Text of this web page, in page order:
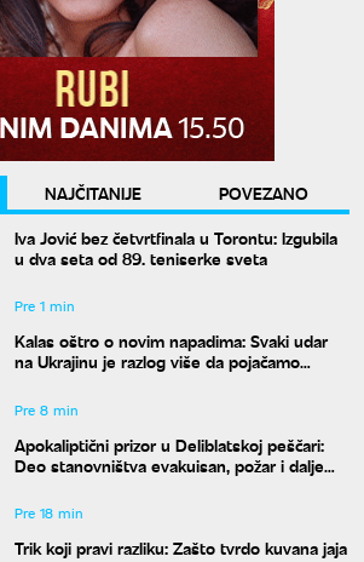
NAJČITANIJE
POVEZANO
Iva Jović bez četvrtfinala u Torontu: Izgubila
u dva seta od 89. teniserke sveta
Pre 1 min
Kalas oštro o novim napadima: Svaki udar
na Ukrajinu je razlog više da pojačamo
Pre 8 min
Apokaliptični prizor u Deliblatskoj peščari:
Deo stanovništva evakuisan, požar i dalje
Pre 18 min
Trik koji pravi razliku: Zašto tvrdo kuvana jaja